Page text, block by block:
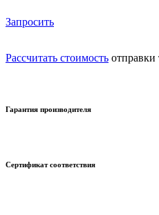
Запросить
Рассчитать стоимость отправки
Гарантия производителя
Сертификат соответствия